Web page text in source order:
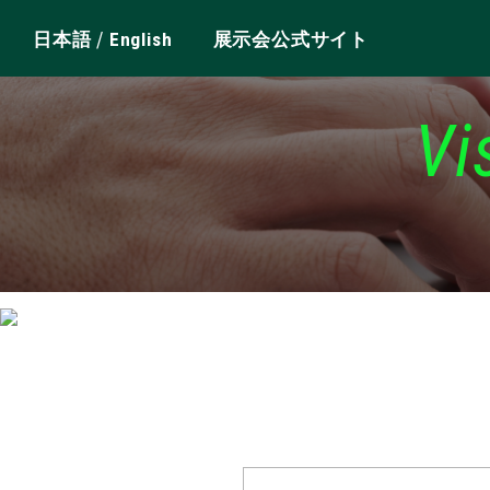
日本語/ English 展示会公式サイト